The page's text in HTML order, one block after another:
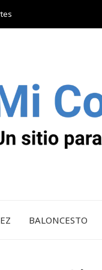
BALONCESTO